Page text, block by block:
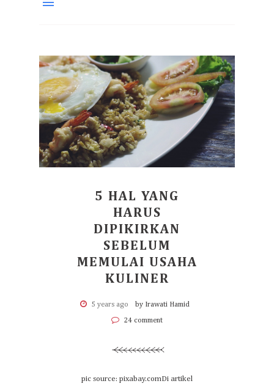
5 HAL YANG
HARUS
DIPIKIRKAN
SEBELUM
MEMULAI USAHA
KULINER
5 years ago by Irawati Hamid
24 comment
pic source: pixabay.comDi artikel